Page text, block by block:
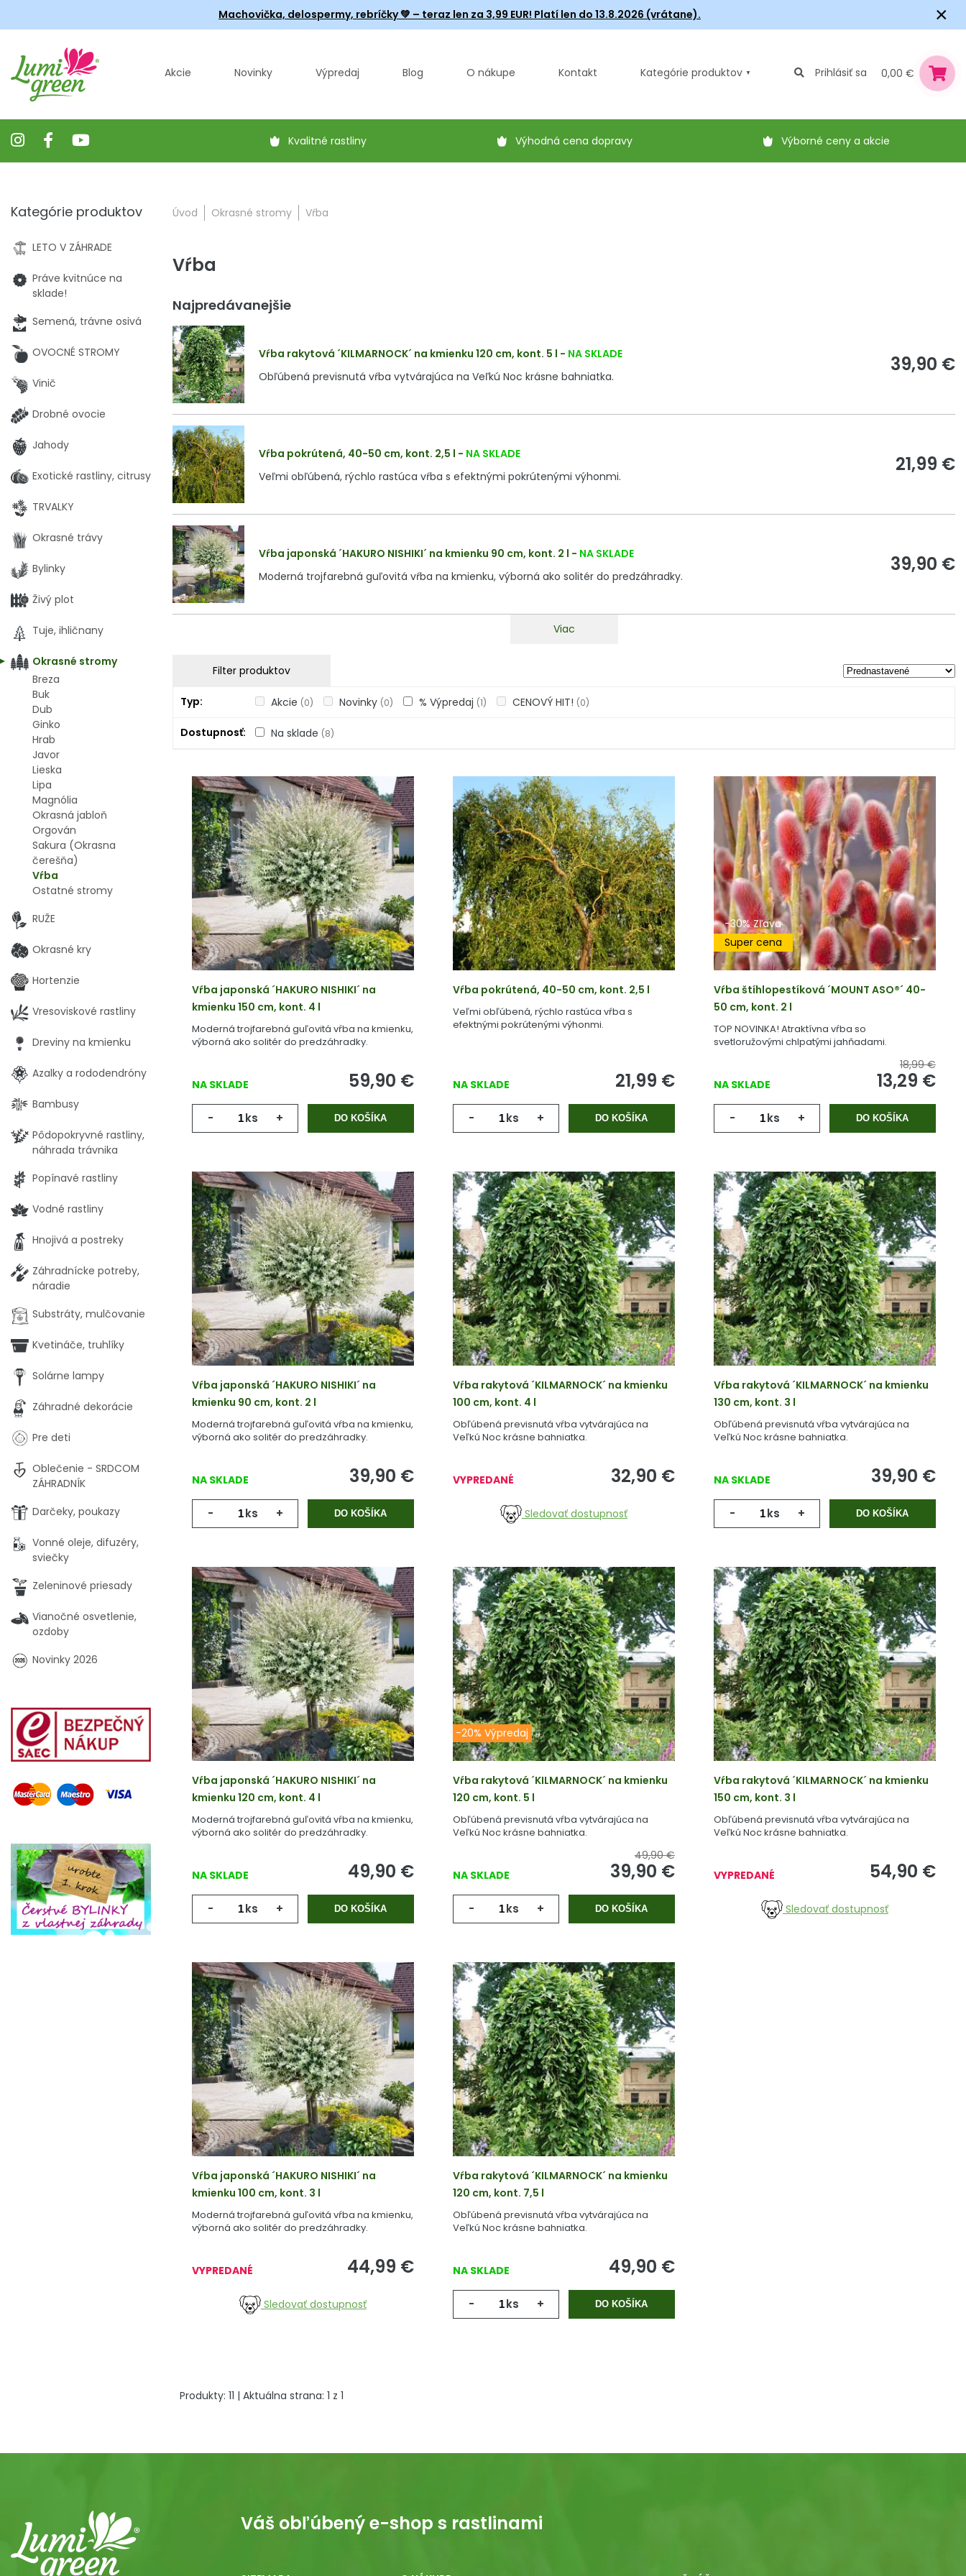
Machovička, delospermy, rebríčky💚 – teraz len za 3,99 EUR! Platí len do 13.8.2026 (vrátane). ×
Akcie Novinky Výpredaj Blog O nákupe Kontakt Kategórie produktov Prihlásiť sa 0,00 €
Kvalitné rastliny Výhodná cena dopravy Výborné ceny a akcie
Úvod Okrasné stromy Vŕba
Vŕba
Najpredávanejšie
Vŕba rakytová ´KILMARNOCK´ na kmienku 120 cm, kont. 5 l - NA SKLADE
Obľúbená previsnutá vŕba vytvárajúca na Veľkú Noc krásne bahniatka.
39,90 €
Vŕba pokrútená, 40-50 cm, kont. 2,5 l - NA SKLADE
Veľmi obľúbená, rýchlo rastúca vŕba s efektnými pokrútenými výhonmi.
21,99 €
Vŕba japonská ´HAKURO NISHIKI´ na kmienku 90 cm, kont. 2 l - NA SKLADE
Moderná trojfarebná guľovitá vŕba na kmienku, výborná ako solitér do predzáhradky.
39,90 €
Viac
Filter produktov
Typ Akcie (0) Novinky (0) % Výpredaj (1) CENOVÝ HIT! (0)
Dostupnosť Na sklade (8)
Vŕba japonská ´HAKURO NISHIKI´ na
kmienku 150 cm, kont. 4 l
Moderná trojfarebná guľovitá vŕba na kmienku,
výborná ako solitér do predzáhradky.
NA SKLADE 59,90 €
- ks + DO KOŠÍKA
Vŕba pokrútená, 40-50 cm, kont. 2,5 l
Veľmi obľúbená, rýchlo rastúca vŕba s
efektnými pokrútenými výhonmi.
NA SKLADE 21,99 €
- ks + DO KOŠÍKA
-30% Zľava
Super cena
Vŕba štíhlopestíková ´MOUNT ASO®´ 40-
50 cm, kont. 2 l
TOP NOVINKA! Atraktívna vŕba so
svetloružovými chlpatými jahňadami.
NA SKLADE
18,99 €
13,29 €
- ks + DO KOŠÍKA
Vŕba japonská ´HAKURO NISHIKI´ na
kmienku 90 cm, kont. 2 l
Moderná trojfarebná guľovitá vŕba na kmienku,
výborná ako solitér do predzáhradky.
NA SKLADE 39,90 €
- ks + DO KOŠÍKA
Vŕba rakytová ´KILMARNOCK´ na kmienku
100 cm, kont. 4 l
Obľúbená previsnutá vŕba vytvárajúca na
Veľkú Noc krásne bahniatka.
VYPREDANÉ 32,90 €
Sledovať dostupnosť
Vŕba rakytová ´KILMARNOCK´ na kmienku
130 cm, kont. 3 l
Obľúbená previsnutá vŕba vytvárajúca na
Veľkú Noc krásne bahniatka.
NA SKLADE 39,90 €
- ks + DO KOŠÍKA
Vŕba japonská ´HAKURO NISHIKI´ na
kmienku 120 cm, kont. 4 l
Moderná trojfarebná guľovitá vŕba na kmienku,
výborná ako solitér do predzáhradky.
NA SKLADE 49,90 €
- ks + DO KOŠÍKA
-20% Výpredaj
Vŕba rakytová ´KILMARNOCK´ na kmienku
120 cm, kont. 5 l
Obľúbená previsnutá vŕba vytvárajúca na
Veľkú Noc krásne bahniatka.
NA SKLADE
49,90 €
39,90 €
- ks + DO KOŠÍKA
Vŕba rakytová ´KILMARNOCK´ na kmienku
150 cm, kont. 3 l
Obľúbená previsnutá vŕba vytvárajúca na
Veľkú Noc krásne bahniatka.
VYPREDANÉ 54,90 €
Sledovať dostupnosť
Vŕba japonská ´HAKURO NISHIKI´ na
kmienku 100 cm, kont. 3 l
Moderná trojfarebná guľovitá vŕba na kmienku,
výborná ako solitér do predzáhradky.
VYPREDANÉ 44,99 €
Sledovať dostupnosť
Vŕba rakytová ´KILMARNOCK´ na kmienku
120 cm, kont. 7,5 l
Obľúbená previsnutá vŕba vytvárajúca na
Veľkú Noc krásne bahniatka.
NA SKLADE 49,90 €
- ks + DO KOŠÍKA
Produkty: 11 | Aktuálna strana: 1 z 1
Kategórie produktov
LETO V ZÁHRADE
Práve kvitnúce na
sklade!
Semená, trávne osivá
OVOCNÉ STROMY
Vinič
Drobné ovocie
Jahody
Exotické rastliny, citrusy
TRVALKY
Okrasné trávy
Bylinky
Živý plot
Tuje, ihličnany
Okrasné stromy
Breza
Buk
Dub
Ginko
Hrab
Javor
Lieska
Lipa
Magnólia
Okrasná jabloň
Orgován
Sakura (Okrasna
čerešňa)
Vŕba
Ostatné stromy
RUŽE
Okrasné kry
Hortenzie
Vresoviskové rastliny
Dreviny na kmienku
Azalky a rododendróny
Bambusy
Pôdopokryvné rastliny,
náhrada trávnika
Popínavé rastliny
Vodné rastliny
Hnojivá a postreky
Záhradnícke potreby,
náradie
Substráty, mulčovanie
Kvetináče, truhlíky
Solárne lampy
Záhradné dekorácie
Pre deti
Oblečenie - SRDCOM
ZÁHRADNÍK
Darčeky, poukazy
Vonné oleje, difuzéry,
sviečky
Zeleninové priesady
Vianočné osvetlenie,
ozdoby
Novinky 2026
Váš obľúbený e-shop s rastlinami